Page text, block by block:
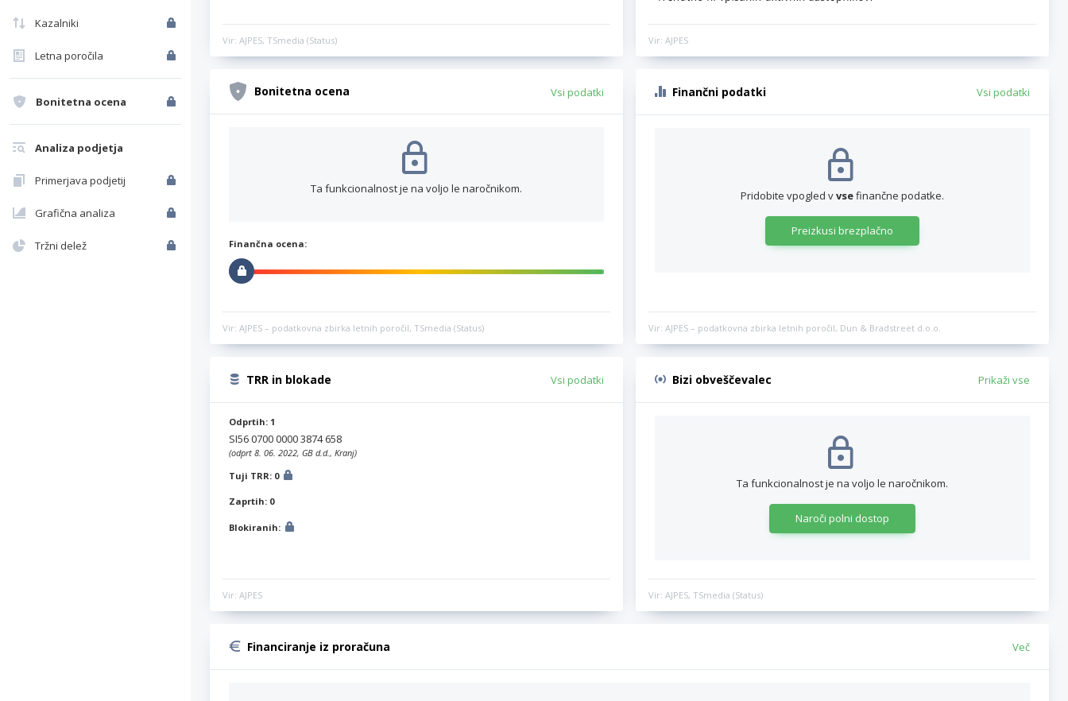
Kazalniki
Letna poročila
Bonitetna ocena
Analiza podjetja
Primerjava podjetij
Grafična analiza
Tržni delež
Vir: AJPES, TSmedia (Status) Vir: AJPES
Bonitetna ocena Vsi podatki
Ta funkcionalnost je na voljo le naročnikom.
Finančna ocena:
Vir: AJPES – podatkovna zbirka letnih poročil, TSmedia (Status)
Finančni podatki Vsi podatki
Pridobite vpogled vvsefinančne podatke.
Preizkusi brezplačno
Vir: AJPES – podatkovna zbirka letnih poročil, Dun & Bradstreet d.o.o.
TRR in blokade Vsi podatki
Odprtih: 1
SI56 0700 0000 3874 658
(odprt 8. 06. 2022, GB d.d., Kranj)
Tuji TRR: 0
Zaprtih: 0
Blokiranih:
Vir: AJPES
Bizi obveščevalec Prikaži vse
Ta funkcionalnost je na voljo le naročnikom.
Naroči polni dostop
Vir: AJPES, TSmedia (Status)
Financiranje iz proračuna Več